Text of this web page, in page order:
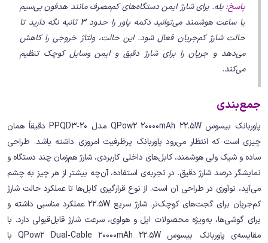
پاسخ:بله. برای شارژ ایمن دستگاه‌های کم‌مصرف مانند هدفون بی‌سیم
یا ساعت هوشمند می‌توانید دکمه پاور را حدود 3 ثانیه نگه دارید تا
حالت شارژ کم‌جریان فعال شود. این حالت، ولتاژ خروجی را کاهش
می‌دهد و جریان را برای شارژ دقیق و ایمن وسایل کوچک تنظیم
می‌کند.
جمع‌بندی
پاوربانک بیسوس QPow2 20000mAh 22.5W مدل PPQD3‑20 دقیقاً همان
چیزی است که انتظار می‌رود پاوربانک پرظرفیت امروزی داشته باشد. طراحی
ساده و شیک ولی هوشمند، کابل‌های داخلی کاربردی، شارژ هم‌زمان چند دستگاه و
نمایشگر درصد شارژ دقیق. در تجربه‌ی استفاده، آن‌چه بیشتر از هر چیز به چشم
می‌آید، نوآوری در طراحی آن است. از نوع قرارگیری کابل‌ها تا عملکرد حالت شارژ
کم‌جریان برای گجت‌های کوچک‌تر. شارژ سریع 22.5W عملکرد مناسبی داشته و
برای گوشی‌ها، به‌ویژه محصولات اپل و هواوی، سرعت شارژ قابل‌قبولی دارد. با
مقایسه‌ی پاوربانک بیسوس QPow2 Dual‑Cable 20000mAh 22.5W با